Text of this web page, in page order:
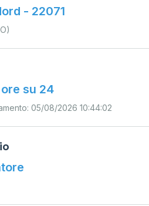
- 22071
su 24
05/08/2026 10:44:02